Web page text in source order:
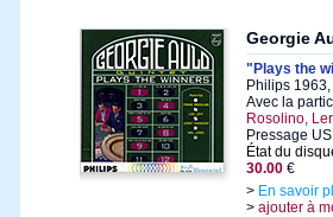
Georgie
"Plays the
Philips
Avec la
Rosolino,
Pressage
État du
30.00 €
> En savoir
> ajouter à